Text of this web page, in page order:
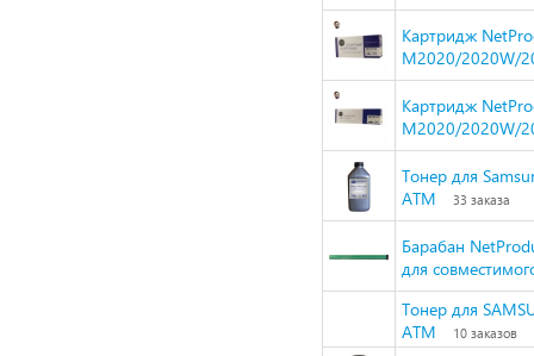
Картридж
M2020/2020W/
Картридж
M2020/2020W/
Тонер для
ATM
33 заказа
Барабан
для
Тонер для
АТМ
10 заказов